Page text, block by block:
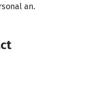
an.